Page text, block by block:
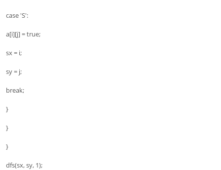
case 'S':
a[i][j] = true;
sx = i;
sy = j;
break;
}
}
}
dfs(sx, sy, 1);